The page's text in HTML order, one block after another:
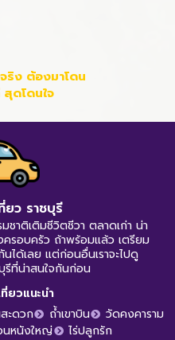
ริง ต้องมาโดน
ดโดนใจ
ยว ราชบุรี
าติเติมชีวิตชีวา ตลาดเก่า น่า
รอบครัว ถ้าพร้อมแล้ว เตรียม
นได้เลย แต่ก่อนอื่นเราจะไปดู
รีที่น่าสนใจกันก่อน
ยวแนะนำ
ะดวก ถ้ำเขาบิน
วัดคงคาราม
หนังใหญ่ ไร่ปลูกรัก